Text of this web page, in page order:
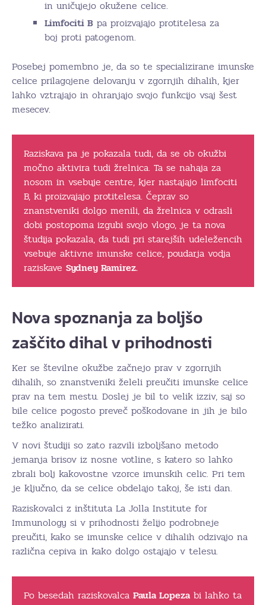
in uničujejo okužene celice.
Limfociti B pa proizvajajo protitelesa za
boj proti patogenom.
Posebej pomembno je, da so te specializirane imunske
celice prilagojene delovanju v zgornjih dihalih, kjer
lahko vztrajajo in ohranjajo svojo funkcijo vsaj šest
mesecev.
Raziskava pa je pokazala tudi, da se ob okužbi
močno aktivira tudi žrelnica. Ta se nahaja za
nosom in vsebuje centre, kjer nastajajo limfociti
B, ki proizvajajo protitelesa. Čeprav so
znanstveniki dolgo menili, da žrelnica v odrasli
dobi postopoma izgubi svojo vlogo, je ta nova
študija pokazala, da tudi pri starejših udeležencih
vsebuje aktivne imunske celice, poudarja vodja
raziskave Sydney Ramirez.
Nova spoznanja za boljšo
zaščito dihal v prihodnosti
Ker se številne okužbe začnejo prav v zgornjih
dihalih, so znanstveniki želeli preučiti imunske celice
prav na tem mestu. Doslej je bil to velik izziv, saj so
bile celice pogosto preveč poškodovane in jih je bilo
težko analizirati.
V novi študiji so zato razvili izboljšano metodo
jemanja brisov iz nosne votline, s katero so lahko
zbrali bolj kakovostne vzorce imunskih celic. Pri tem
je ključno, da se celice obdelajo takoj, še isti dan.
Raziskovalci z inštituta La Jolla Institute for
Immunology si v prihodnosti želijo podrobneje
preučiti, kako se imunske celice v dihalih odzivajo na
različna cepiva in kako dolgo ostajajo v telesu.
Po besedah raziskovalca Paula Lopezabi lahko ta